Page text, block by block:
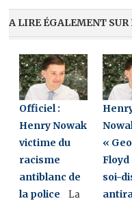
A LIRE ÉGALEMENT
Officiel :
Henry Nowak
victime du
racisme
antiblanc de
la police La
«
Floyd
soi-